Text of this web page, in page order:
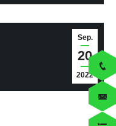
Sep.
20
2022